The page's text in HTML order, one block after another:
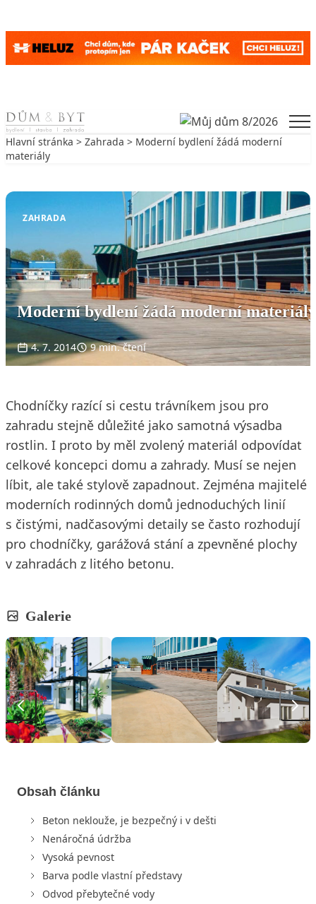
Skip to content
Hlavní stránka > Zahrada > Moderní bydlení žádá moderní
materiály
ZAHRADA
Moderní bydlení žádá moderní materiály
4. 7. 2014 9 min. čtení
Chodníčky razící si cestu trávníkem jsou pro
zahradu stejně důležité jako samotná výsadba
rostlin. I proto by měl zvolený materiál odpovídat
celkové koncepci domu a zahrady. Musí se nejen
líbit, ale také stylově zapadnout. Zejména majitelé
moderních rodinných domů jednoduchých linií
s čistými, nadčasovými detaily se často rozhodují
pro chodníčky, garážová stání a zpevněné plochy
v zahradách z litého betonu.
Galerie
Obsah článku
Beton neklouže, je bezpečný i v dešti
Nenáročná údržba
Vysoká pevnost
Barva podle vlastní představy
Odvod přebytečné vody